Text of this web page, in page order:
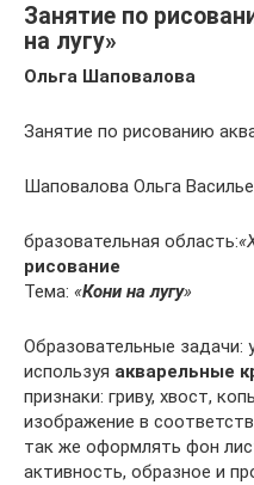
Занятие по
на лугу»
Ольга Шаповалова
Занятие по рисованию
Шаповалова Ольга
бразовательная область:
рисование
Тема: «Кони на лугу»
Образовательные задачи:
используя акварельные
признаки: гриву, хвост,
изображение в
так же оформлять фон
активность, образное и